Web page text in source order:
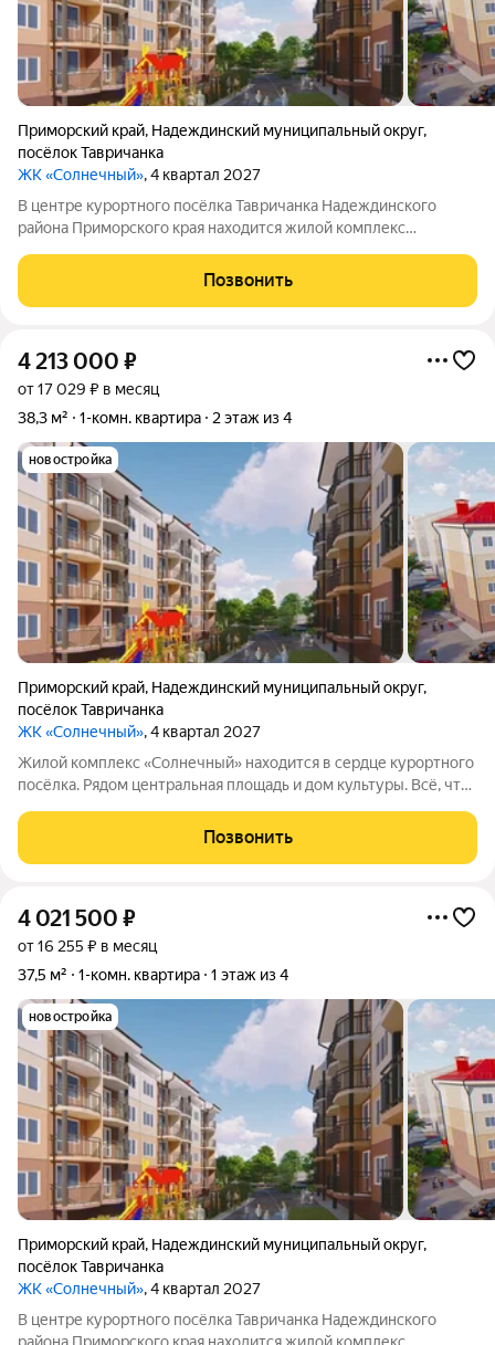
Приморский край, Надеждинский муниципальный округ,
посёлок Тавричанка
ЖК «Солнечный», 4 квартал 2027
В центре курортного посёлка Тавричанка Надеждинского
района Приморского края находится жилой комплекс
дом культуры. Рядом есть всё, что нужно для жизни: можно
сесть на общественный транспорт,
Позвонить
4 213 000 ₽
от 17 029 ₽ в месяц
38,3 м²
1-комн. квартира 2 этаж из 4
новостройка
Приморский край, Надеждинский муниципальный округ,
посёлок Тавричанка
ЖК «Солнечный», 4 квартал 2027
Жилой комплекс «Солнечный» находится в сердце курортного
посёлка. Рядом центральная площадь и дом культуры. Всё, что
минутах ходьбы: транспорт, торговые точки, финансовое
учреждение,
Позвонить
4 021 500 ₽
от 16 255 ₽ в месяц
37,5 м²
1-комн. квартира 1 этаж из 4
новостройка
Приморский край, Надеждинский муниципальный округ,
посёлок Тавричанка
ЖК «Солнечный», 4 квартал 2027
В центре курортного посёлка Тавричанка Надеждинского